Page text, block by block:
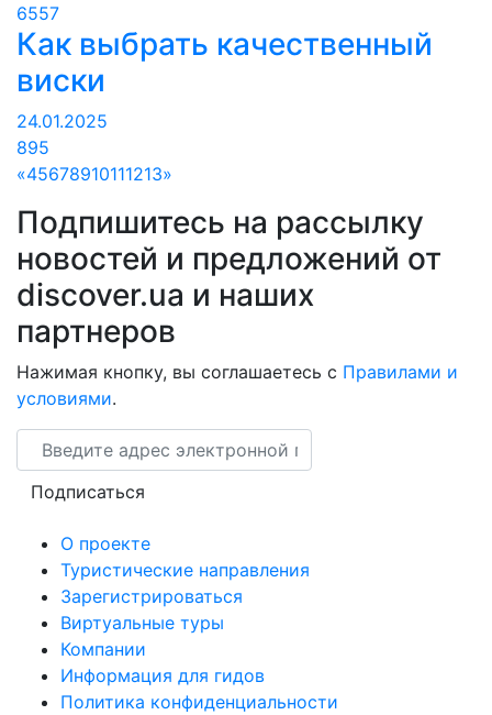
6557
Как выбрать качественный
виски
24.01.2025
895
«45678910111213»
Подпишитесь на рассылку
новостей и предложений от
discover.ua и наших
партнеров
Нажимая кнопку, вы соглашаетесь с Правилами и
условиями.
Email
Подписаться
О проекте
Туристические направления
Зарегистрироваться
Виртуальные туры
Компании
Информация для гидов
Политика конфиденциальности